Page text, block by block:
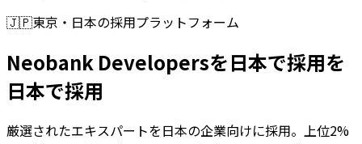
🇯🇵東京・日本の採用プラットフォーム
Neobank Developersを日本で採用を
日本で採用
厳選されたエキスパートを日本の企業向けに採用。上位2%